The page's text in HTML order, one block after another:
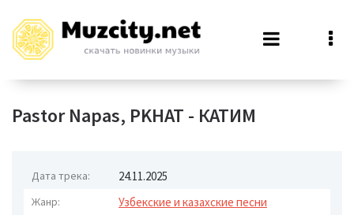
Pastor Napas, PKHAT - КАТИМ
Дата трека: 24.11.2025
Жанр: Узбекские и казахские песни